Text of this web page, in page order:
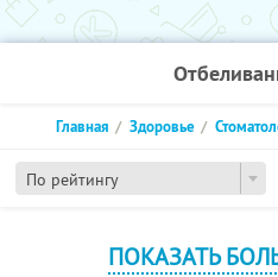
По рейтингу
Главная Здоровье
ПОКАЗАТЬ